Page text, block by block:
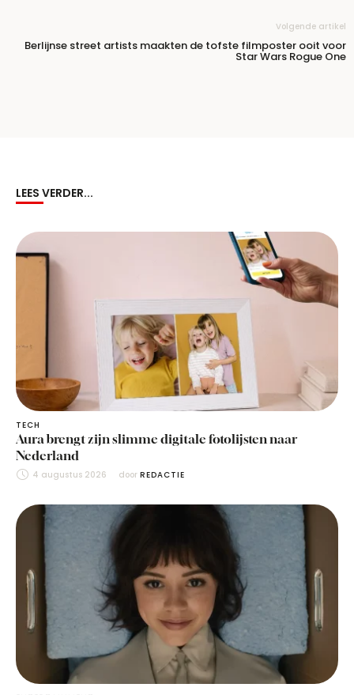
Volgende artikel
Berlijnse street artists maakten de tofste filmposter ooit voor
Star Wars Rogue One
LEES VERDER...
TECH
Aura brengt zijn slimme digitale fotolijsten naar
Nederland
4 augustus 2026 door REDACTIE